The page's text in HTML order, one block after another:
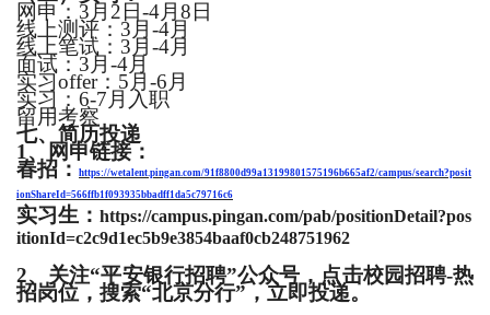
网申 ： 3 月 2 日-4月8 日
线上测评： 3月-4月
线上笔试： 3月-4月
面试： 3月-4月
实习offer： 5月-6月
实习： 6-7月入职
留用考察
七、 简历投递
1、网申链接：
春招：
https://wetalent.pingan.com/91f8800d99a13199801575196b665af2/campus/search?posit
ionShareId=566ffb1f093935bbadff1da5c79716c6
实习生： https://campus.pingan.com/pab/positionDetail?pos
itionId=c2c9d1ec5b9e3854baaf0cb248751962
2、 关注“平安银行招聘”公众号，点击校园招聘-热
招岗位，搜索“北京分行” ，立即投递。